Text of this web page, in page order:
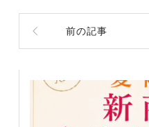
前の記事